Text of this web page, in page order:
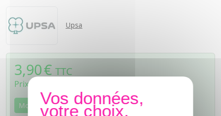
Upsa
3,90€ TTC
Prix de vente au public fixé librement
Momentanément indisponible